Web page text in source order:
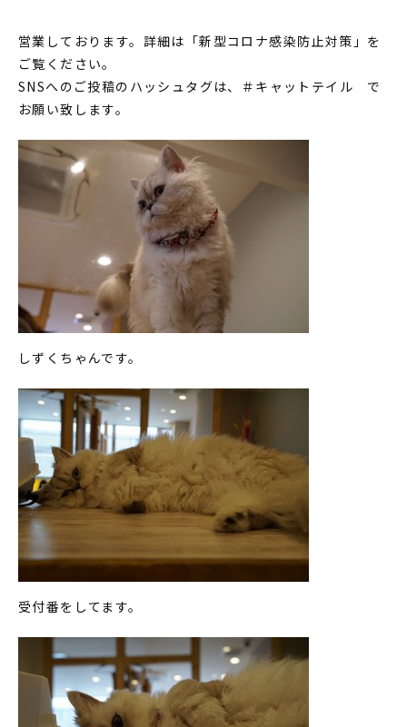
営業しております。詳細は「新型コロナ感染防止対策」を
ご覧ください。
SNSへのご投稿のハッシュタグは、＃キャットテイル で
お願い致します。
しずくちゃんです。
受付番をしてます。